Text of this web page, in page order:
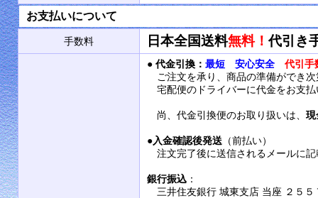
お支払いについて
手数料 日本全国送料無料！代引き
● 代金引換： 最短 安心安全
代引手
ご注文を承り、商品の準備ができ
宅配便のドライバーに代金をお支
尚、代金引換便のお取り扱いは、 現
●入金確認後発送 （前払い）
注文完了後に送信されるメールに
銀行振込 ：
三井住友銀行 城東支店 当座 ２５５